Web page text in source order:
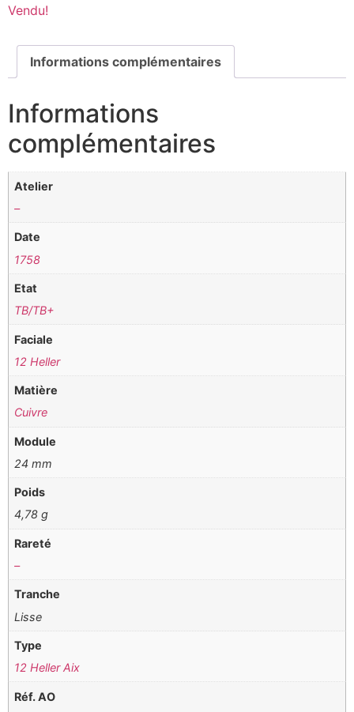
Vendu!
Informations complémentaires
Informations
complémentaires
Atelier
–
Date
1758
Etat
TB/TB+
Faciale
12 Heller
Matière
Cuivre
Module
24 mm
Poids
4,78 g
Rareté
–
Tranche
Lisse
Type
12 Heller Aix
Réf. AO